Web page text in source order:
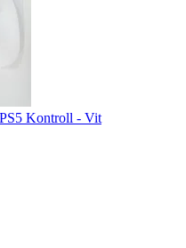
Kontroll - Vit